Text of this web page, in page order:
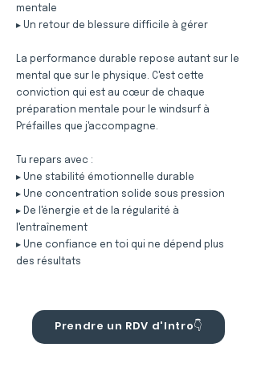
mentale
▸ Un retour de blessure difficile à gérer
La performance durable repose autant sur le
mental que sur le physique. C'est cette
conviction qui est au cœur de chaque
préparation mentale pour le windsurf à
Préfailles que j'accompagne.
Tu repars avec :
▸ Une stabilité émotionnelle durable
▸ Une concentration solide sous pression
▸ De l'énergie et de la régularité à
l'entraînement
▸ Une confiance en toi qui ne dépend plus
des résultats
Prendre un RDV d'Intro👇